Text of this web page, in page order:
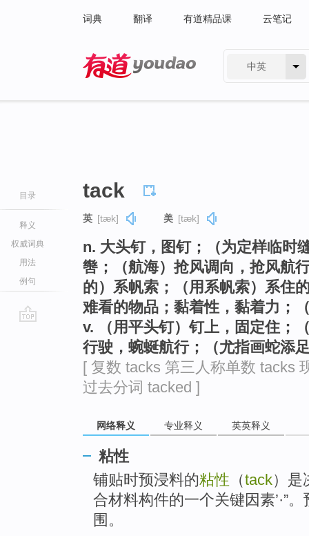
词典 翻译 有道精品课 云笔记
中英
目录
释义
权威词典
用法
例句
tack
英 [tæk] 美 [tæk]
n. 大头钉，图钉；（为定样临时
辔；（航海）抢风调向，抢风航
的）系帆索；（用系帆索）系住
难看的物品；黏着性，黏着力；
v. （用平头钉）钉上，固定住；
行驶，蜿蜒航行；（尤指画蛇添
[ 复数 tacks 第三人称单数 tacks
过去分词 tacked ]
网络释义 专业释义 英英释义
粘性
铺贴时预浸料的粘性 （tack）是
合材料构件的一个关键因素’·”
围。